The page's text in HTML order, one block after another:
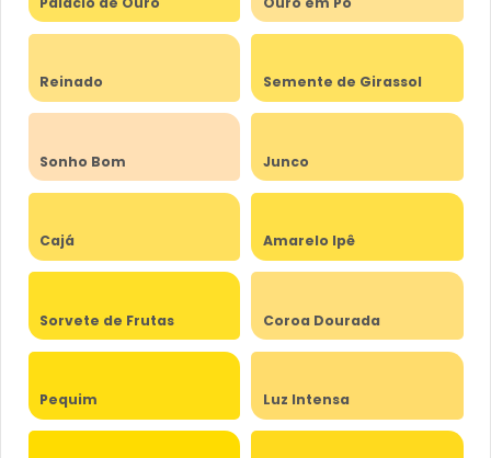
Reinado Semente de Girassol
Sonho Bom Junco
Cajá Amarelo Ipê
Sorvete de Frutas Coroa Dourada
Pequim Luz Intensa